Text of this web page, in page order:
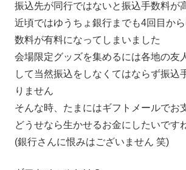
振込先が同行ではないと振込手数料が
近頃ではゆうちょ銀行までも4回目か
数料が有料になってしまいました
会場限定グッズを集めるには各地の友
して当然振込をしなくてはならず振込
りません
そんな時、たまにはギフトメールでお
どうせなら生かせるお金にしたいです
(銀行さんに恨みはございません 笑)